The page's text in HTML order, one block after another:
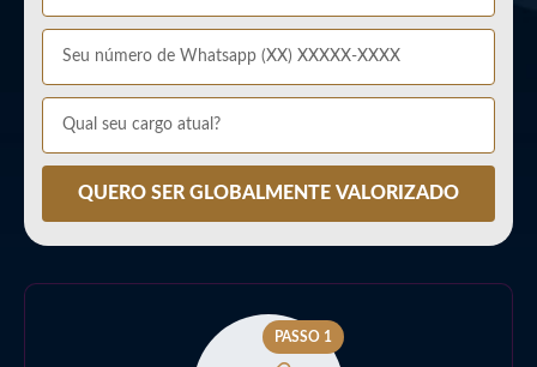
QUERO SER GLOBALMENTE VALORIZADO
PASSO 1